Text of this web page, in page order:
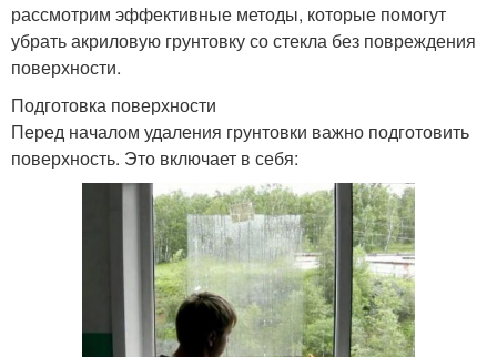
рассмотрим эффективные методы, которые помогут
убрать акриловую грунтовку со стекла без повреждения
поверхности.
Подготовка поверхности
Перед началом удаления грунтовки важно подготовить
поверхность. Это включает в себя: